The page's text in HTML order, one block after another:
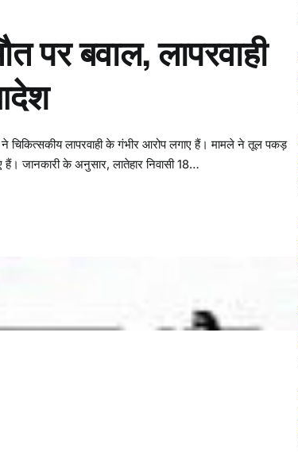
पर बवाल, लापरवाही
ने चिकित्सकीय लापरवाही के गंभीर आरोप लगाए हैं। मामले ने तूल पकड़
जानकारी के अनुसार, लातेहार निवासी 18…